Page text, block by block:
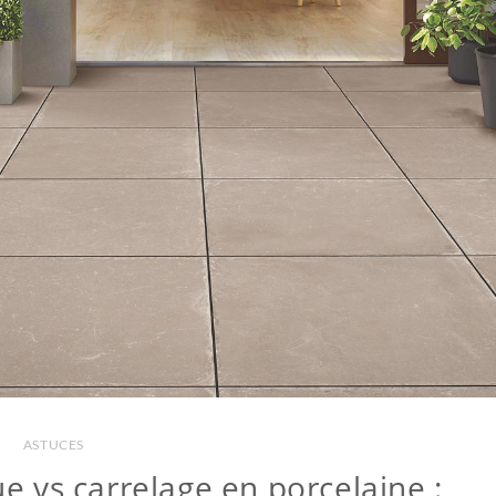
ASTUCES
vs carrelage en porcelaine :